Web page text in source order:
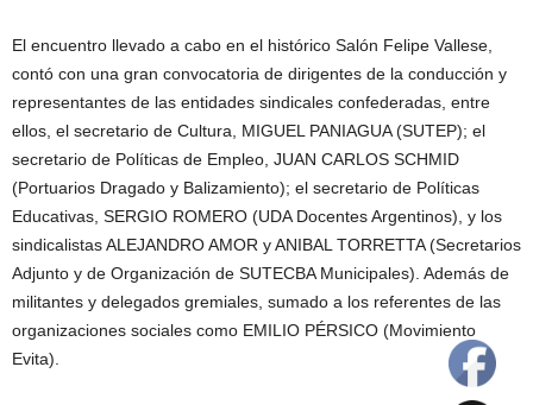
El encuentro llevado a cabo en el histórico Salón Felipe Vallese,
contó con una gran convocatoria de dirigentes de la conducción y
representantes de las entidades sindicales confederadas, entre
ellos, el secretario de Cultura, MIGUEL PANIAGUA (SUTEP); el
secretario de Políticas de Empleo, JUAN CARLOS SCHMID
(Portuarios Dragado y Balizamiento); el secretario de Políticas
Educativas, SERGIO ROMERO (UDA Docentes Argentinos), y los
sindicalistas ALEJANDRO AMOR y ANIBAL TORRETTA (Secretarios
Adjunto y de Organización de SUTECBA Municipales). Además de
militantes y delegados gremiales, sumado a los referentes de las
organizaciones sociales como EMILIO PÉRSICO (Movimiento
Evita).